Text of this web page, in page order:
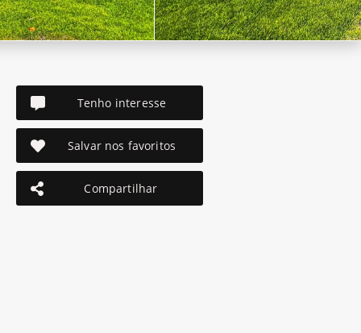
Tenho interesse
Salvar nos favoritos
Compartilhar